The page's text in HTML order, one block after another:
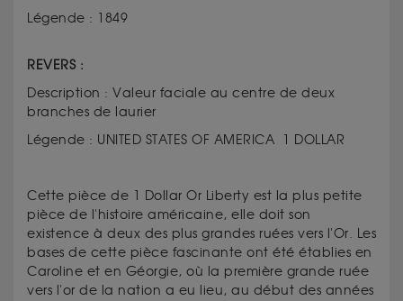
Légende : 1849
REVERS :
Description : Valeur faciale au centre de deux
branches de laurier
Légende : UNITED STATES OF AMERICA 1 DOLLAR
Cette pièce de 1 Dollar Or Liberty est la plus petite
pièce de l'histoire américaine, elle doit son
existence à deux des plus grandes ruées vers l'Or. Les
bases de cette pièce fascinante ont été établies en
Caroline et en Géorgie, où la première grande ruée
vers l'or de la nation a eu lieu, au début des années